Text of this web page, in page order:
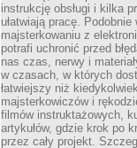
instrukcję obsługi i kilka
ułatwiają pracę.
majsterkowaniu z
potrafi uchronić przed
nas czas, nerwy i
w czasach, w których
łatwiejszy niż
majsterkowiczów i
filmów instruktażowych,
artykułów, gdzie krok po
przez cały projekt.